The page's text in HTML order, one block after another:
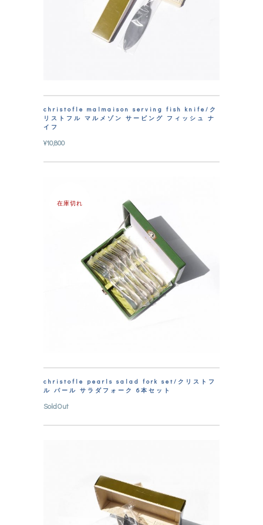
christofle malmaison serving fish knife/ク
リストフル マルメゾン サービング フィッシュ ナ
イフ
¥10,800
在庫切れ
christofle pearls salad fork set/クリストフ
ル パール サラダフォーク 6本セット
SoldOut